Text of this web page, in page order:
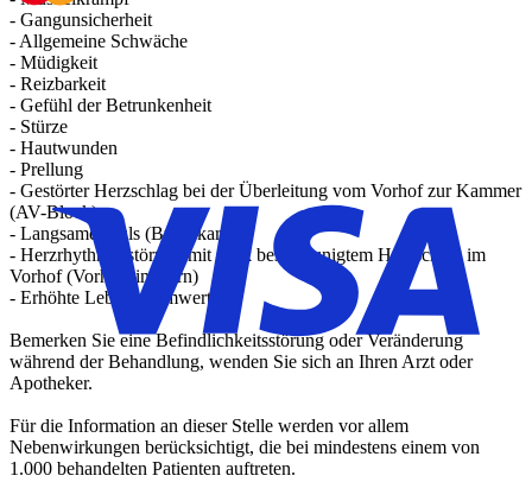
- Gangunsicherheit
- Allgemeine Schwäche
- Müdigkeit
- Reizbarkeit
- Gefühl der Betrunkenheit
- Stürze
- Hautwunden
- Prellung
- Gestörter Herzschlag bei der Überleitung vom Vorhof zur Kammer
(AV-Block)
- Langsamer Puls (Bradykardie)
- Herzrhythmusstörung mit stark beschleunigtem Herzschlag im
Vorhof (Vorhofflimmern)
- Erhöhte Leberenzymwerte
Bemerken Sie eine Befindlichkeitsstörung oder Veränderung
während der Behandlung, wenden Sie sich an Ihren Arzt oder
Apotheker.
Für die Information an dieser Stelle werden vor allem
Nebenwirkungen berücksichtigt, die bei mindestens einem von
1.000 behandelten Patienten auftreten.